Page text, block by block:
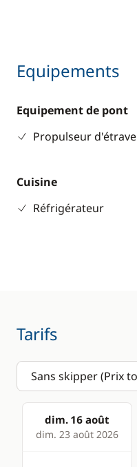
Equipements
Equipement de pont
Propulseur d'étrave
Cuisine
Réfrigérateur
Tarifs
dim. 16 août
dim. 23 août 2026